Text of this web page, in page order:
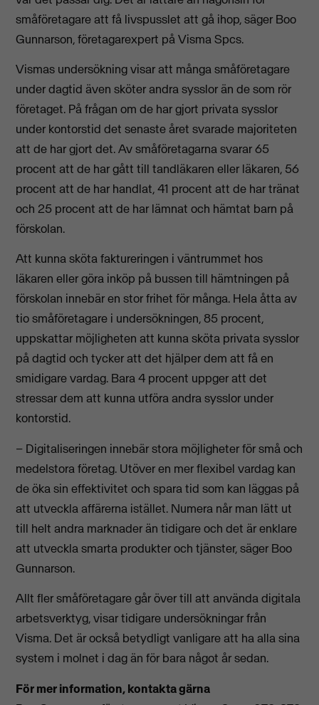
småföretagare att få livspusslet att gå ihop, säger Boo
Gunnarson, företagarexpert på Visma Spcs.
Vismas undersökning visar att många småföretagare
under dagtid även sköter andra sysslor än de som rör
företaget. På frågan om de har gjort privata sysslor
under kontorstid det senaste året svarade majoriteten
att de har gjort det. Av småföretagarna svarar 65
procent att de har gått till tandläkaren eller läkaren, 56
procent att de har handlat, 41 procent att de har tränat
och 25 procent att de har lämnat och hämtat barn på
förskolan.
Att kunna sköta faktureringen i väntrummet hos
läkaren eller göra inköp på bussen till hämtningen på
förskolan innebär en stor frihet för många. Hela åtta av
tio småföretagare i undersökningen, 85 procent,
uppskattar möjligheten att kunna sköta privata sysslor
på dagtid och tycker att det hjälper dem att få en
smidigare vardag. Bara 4 procent uppger att det
stressar dem att kunna utföra andra sysslor under
kontorstid.
– Digitaliseringen innebär stora möjligheter för små och
medelstora företag. Utöver en mer flexibel vardag kan
de öka sin effektivitet och spara tid som kan läggas på
att utveckla affärerna istället. Numera når man lätt ut
till helt andra marknader än tidigare och det är enklare
att utveckla smarta produkter och tjänster, säger Boo
Gunnarson.
Allt fler småföretagare går över till att använda digitala
arbetsverktyg, visar tidigare undersökningar från
Visma. Det är också betydligt vanligare att ha alla sina
system i molnet i dag än för bara något år sedan.
För mer information, kontakta gärna